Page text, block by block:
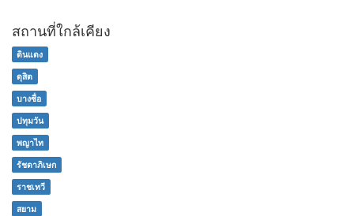
สถานที่ใกล้เคียง
ดินแดง
ดุสิต
บางซื่อ
ปทุมวัน
พญาไท
รัชดาภิเษก
ราชเทวี
สยาม